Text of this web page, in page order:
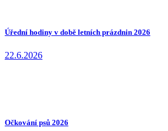
Úřední hodiny v době letních prázdnin 2026
22.6.2026
Očkování psů 2026